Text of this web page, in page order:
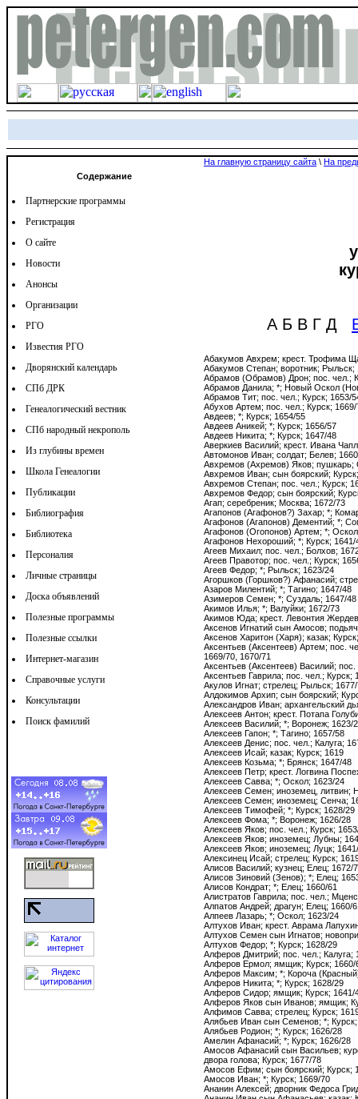
Содержание
Партнерские программы
Регистрация
О сайте
Новости
Анонсы
Организации
РГО
Известия РГО
Дворянский календарь
СПб ДРК
Генеалогический вестник
СПб народный некрополь
Из глубины времен
Школа Генеалогии
Публикации
Библиография
Библиотека
Персоналия
Личные страницы
Доска объявлений
Полезные программы
Полезные ссылки
Интернет-магазин
Справочные услуги
Консультации
Поиск фамилий
На главную страницу сайта \ На
А Б В Г Д